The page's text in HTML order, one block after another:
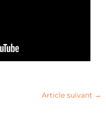
Article suivant →